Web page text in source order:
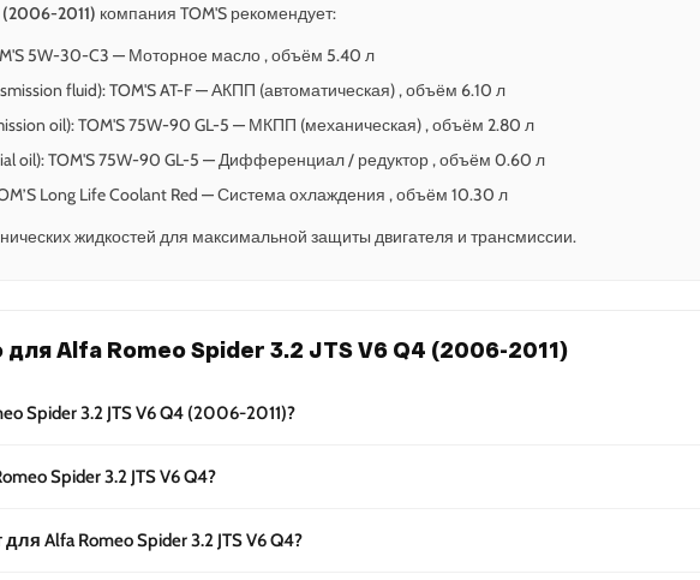
(2006-2011) компания TOM'S рекомендует:
5W-30-C3 — Моторное масло , объём 5.40 л
fluid): TOM'S AT-F — АКПП (автоматическая) , объём 6.10 л
oil): TOM'S 75W-90 GL-5 — МКПП (механическая) , объём 2.80 л
oil): TOM'S 75W-90 GL-5 — Дифференциал / редуктор , объём 0.60 л
Long Life Coolant Red — Система охлаждения , объём 10.30 л
жидкостей для максимальной защиты двигателя и трансмиссии.
Alfa Romeo Spider 3.2 JTS V6 Q4 (2006-2011)
Spider 3.2 JTS V6 Q4 (2006-2011)?
Spider 3.2 JTS V6 Q4?
Alfa Romeo Spider 3.2 JTS V6 Q4?